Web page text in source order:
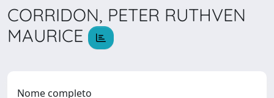
CORRIDON, PETER RUTHVEN
MAURICE
Nome completo